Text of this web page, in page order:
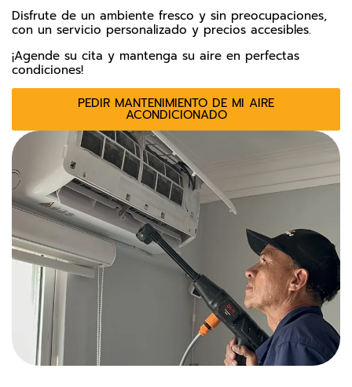
Disfrute de un ambiente fresco y sin preocupaciones,
con un servicio personalizado y precios accesibles.
¡Agende su cita y mantenga su aire en perfectas
condiciones!
PEDIR MANTENIMIENTO DE MI AIRE
ACONDICIONADO